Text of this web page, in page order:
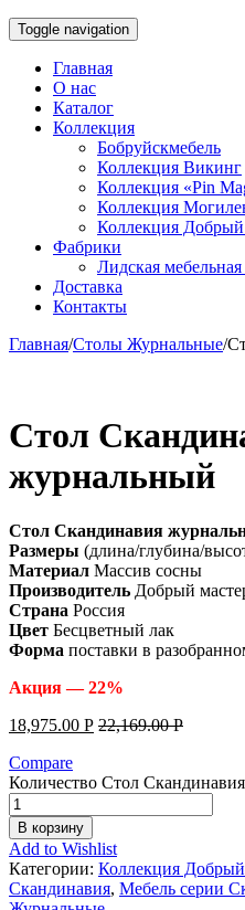
Toggle navigation
Главная
О нас
Каталог
Коллекция
Бобруйскмебель
Коллекция Викинг
Коллекция «Pin
Коллекция
Коллекция
Фабрики
Лидская
Доставка
Контакты
Главная/Столы Журнальные/
Стол
журнальный
Стол Скандинавия
Размеры (длина/глубина/
Материал Массив сосны
Производитель Добрый
Страна Россия
Цвет Бесцветный лак
Форма поставки в
Акция — 22%
18,975.00 Р 22,169.00Р
Compare
Количество Стол
В корзину
Add to Wishlist
Категории: Коллекция
Скандинавия, Мебель серии